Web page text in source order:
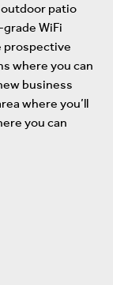
outdoor patio
WiFi
prospective
where you can
business
where you’ll
you can